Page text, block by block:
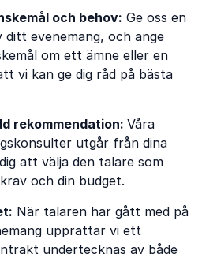
och behov: Ge oss en
evenemang, och ange
om ett ämne eller en
vi kan ge dig råd på bästa
rekommendation: Våra
utgår från dina
att välja den talare som
och din budget.
När talaren har gått med på
upprättar vi ett
undertecknas av både